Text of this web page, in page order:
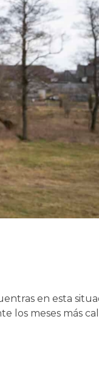
en esta
los meses más